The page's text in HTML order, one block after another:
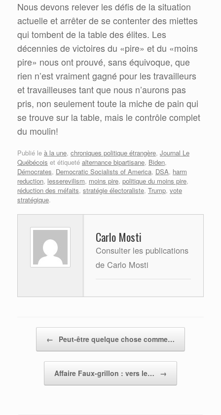
Nous devons relever les défis de la situation
actuelle et arrêter de se contenter des miettes
qui tombent de la table des élites. Les
décennies de victoires du «pire» et du «moins
pire» nous ont prouvé, sans équivoque, que
rien n’est vraiment gagné pour les travailleurs
et travailleuses tant que nous n’aurons pas
pris, non seulement toute la miche de pain qui
se trouve sur la table, mais le contrôle complet
du moulin!
Publié le à la une, chroniques politique étrangère, Journal Le
Québécois et étiqueté alternance bipartisane, Biden,
Démocrates, Democratic Socialists of America, DSA, harm
reduction, lesserevilism, moins pire, politique du moins pire,
réduction des méfaits, stratégie électoraliste, Trump, vote
stratégique.
Carlo Mosti
Consulter les publications
de Carlo Mosti
← Peut-être quelque chose comme…
Affaire Faux-grillon : vers le… →